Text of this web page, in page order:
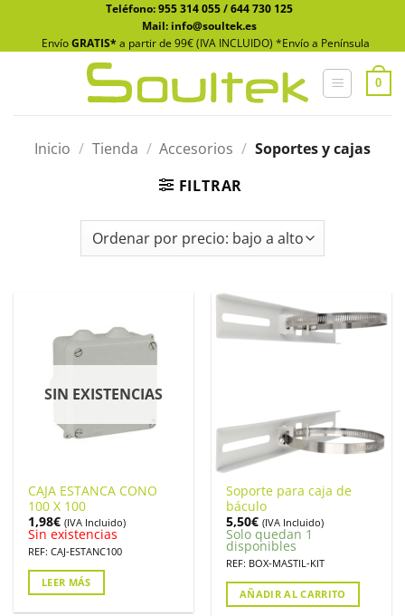
contenido
Teléfono:955 314 055/644 730 125
Mail: info@soultek.es
EnvíoGRATIS* a partir de 99€ (IVA INCLUIDO) *Envío a Península
0
Inicio / Tienda / Accesorios / Soportes y cajas
FILTRAR
SIN EXISTENCIAS
CAJA ESTANCA CONO
100 X 100
1,98€ (IVA Incluido)
Sin existencias
REF: CAJ-ESTANC100
LEER MÁS
Soporte para caja de
báculo
5,50€ (IVA Incluido)
Solo quedan 1
disponibles
REF: BOX-MASTIL-KIT
AÑADIR AL CARRITO